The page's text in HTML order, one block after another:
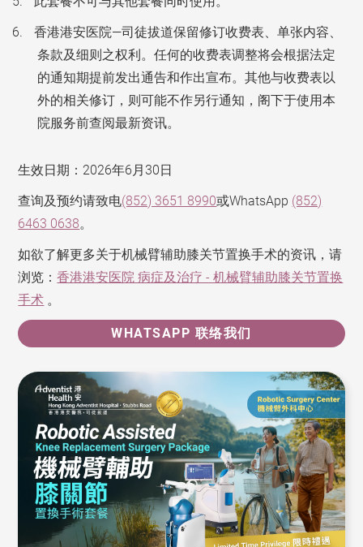
香港港安医院—司徒拔道保留修订收费表、单张内容、
条款及细则之权利。任何的收费表调整将会根据法定
的通知期提前发出通告和作出宣布。其他与收费表以
外的相关修订，则可能不作另行通知，阁下于使用本
院服务前查阅最新资讯。
生效日期：2026年6月30日
查询及预约请致电(852) 3651 8990或WhatsApp (852)
6463 0638。
如欲了解更多关于机械臂辅助膝关节置换手术的资讯，请
浏览：香港港安医院 病症及治疗 - 机械臂辅助膝关节置换
手术 。
WHATSAPP 联络我们